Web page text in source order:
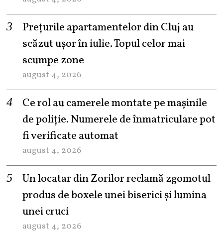
Prețurile apartamentelor din Cluj au
scăzut ușor în iulie. Topul celor mai
scumpe zone
august 4, 2026
Ce rol au camerele montate pe mașinile
de poliție. Numerele de înmatriculare pot
fi verificate automat
august 4, 2026
Un locatar din Zorilor reclamă zgomotul
produs de boxele unei biserici și lumina
unei cruci
august 4, 2026